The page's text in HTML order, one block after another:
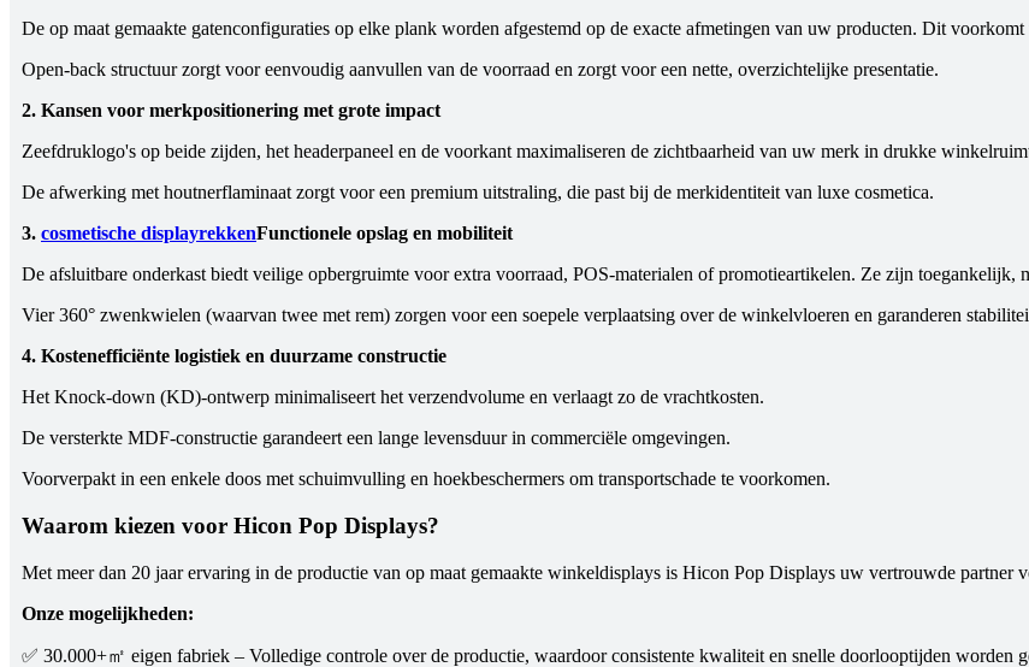
De op maat gemaakte gatenconfiguraties op elke plank worden afgestemd op de exacte afmetingen van uw producten. Dit
Open-back structuur zorgt voor eenvoudig aanvullen van de voorraad en zorgt voor een nette, overzichtelijke presentatie.
2. Kansen voor merkpositionering met grote impact
Zeefdruklogo's op beide zijden, het headerpaneel en de voorkant maximaliseren de zichtbaarheid van uw merk in drukke
De afwerking met houtnerflaminaat zorgt voor een premium uitstraling, die past bij de merkidentiteit van luxe cosmetica.
3. cosmetische displayrekkenFunctionele opslag en mobiliteit
De afsluitbare onderkast biedt veilige opbergruimte voor extra voorraad, POS-materialen of promotieartikelen. Ze zijn toegankelijk,
Vier 360° zwenkwielen (waarvan twee met rem) zorgen voor een soepele verplaatsing over de winkelvloeren en garanderen
4. Kostenefficiënte logistiek en duurzame constructie
Het Knock-down (KD)-ontwerp minimaliseert het verzendvolume en verlaagt zo de vrachtkosten.
De versterkte MDF-constructie garandeert een lange levensduur in commerciële omgevingen.
Voorverpakt in een enkele doos met schuimvulling en hoekbeschermers om transportschade te voorkomen.
Waarom kiezen voor Hicon Pop Displays?
Met meer dan 20 jaar ervaring in de productie van op maat gemaakte winkeldisplays is Hicon Pop Displays uw vertrouwde partner
Onze mogelijkheden:
✅ 30.000+㎡ eigen fabriek – Volledige controle over de productie, waardoor consistente kwaliteit en snelle doorlooptijden worden